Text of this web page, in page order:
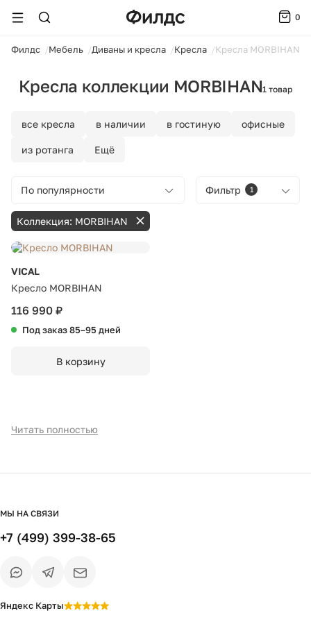
0
Филдс Мебель Диваны и кресла Кресла Кресла MORBIHAN
Кресла коллекции MORBIHAN1 товар
все кресла в наличии в гостиную офисные
из ротанга Ещё
Фильтр 1
По популярности
Коллекция: MORBIHAN
VICAL
Кресло MORBIHAN
116 990 ₽
Под заказ 85–95 дней
В корзину
Читать полностью
МЫ НА СВЯЗИ
+7 (499) 399-38-65
Яндекс Карты